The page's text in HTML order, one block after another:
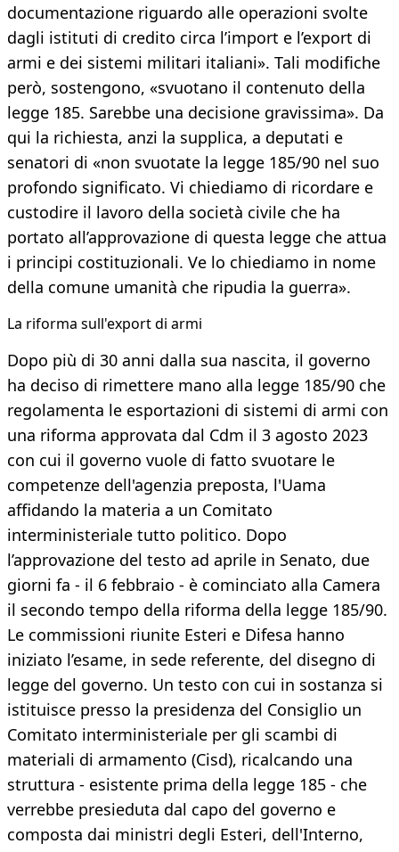
documentazione riguardo alle operazioni svolte
dagli istituti di credito circa l’import e l’export di
armi e dei sistemi militari italiani». Tali modifiche
però, sostengono, «svuotano il contenuto della
legge 185. Sarebbe una decisione gravissima». Da
qui la richiesta, anzi la supplica, a deputati e
senatori di «non svuotate la legge 185/90 nel suo
profondo significato. Vi chiediamo di ricordare e
custodire il lavoro della società civile che ha
portato all’approvazione di questa legge che attua
i principi costituzionali. Ve lo chiediamo in nome
della comune umanità che ripudia la guerra».
La riforma sull'export di armi
Dopo più di 30 anni dalla sua nascita, il governo
ha deciso di rimettere mano alla legge 185/90 che
regolamenta le esportazioni di sistemi di armi con
una riforma approvata dal Cdm il 3 agosto 2023
con cui il governo vuole di fatto svuotare le
competenze dell'agenzia preposta, l'Uama
affidando la materia a un Comitato
interministeriale tutto politico. Dopo
l’approvazione del testo ad aprile in Senato, due
giorni fa - il 6 febbraio - è cominciato alla Camera
il secondo tempo della riforma della legge 185/90.
Le commissioni riunite Esteri e Difesa hanno
iniziato l’esame, in sede referente, del disegno di
legge del governo. Un testo con cui in sostanza si
istituisce presso la presidenza del Consiglio un
Comitato interministeriale per gli scambi di
materiali di armamento (Cisd), ricalcando una
struttura - esistente prima della legge 185 - che
verrebbe presieduta dal capo del governo e
composta dai ministri degli Esteri, dell'Interno,